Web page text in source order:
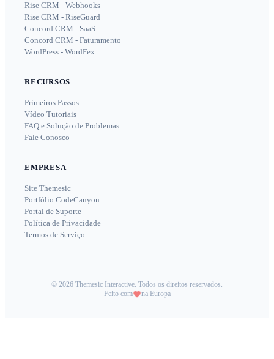
Rise CRM - Webhooks
Rise CRM - RiseGuard
Concord CRM - SaaS
Concord CRM - Faturamento
WordPress - WordFex
RECURSOS
Primeiros Passos
Vídeo Tutoriais
FAQ e Solução de Problemas
Fale Conosco
EMPRESA
Site Themesic
Portfólio CodeCanyon
Portal de Suporte
Política de Privacidade
Termos de Serviço
© 2026 Themesic Interactive. Todos os direitos reservados.
Feito com
na Europa